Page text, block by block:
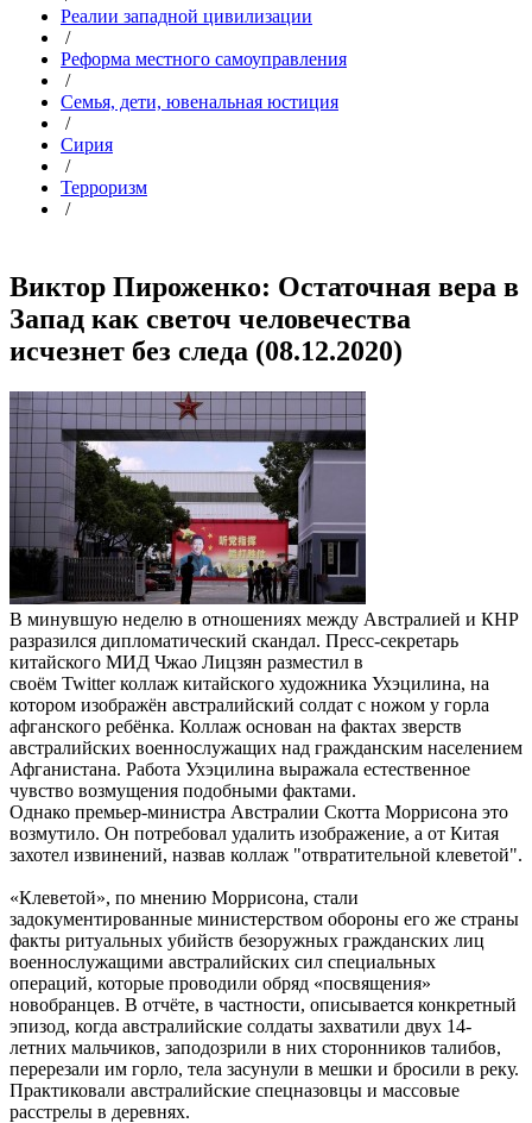
Реалии западной цивилизации
/
Реформа местного самоуправления
/
Семья, дети, ювенальная юстиция
/
Сирия
/
Терроризм
/
Виктор Пироженко: Остаточная вера в
Запад как светоч человечества
исчезнет без следа (08.12.2020)
В минувшую неделю в отношениях между Австралией и КНР
разразился дипломатический скандал. Пресс-секретарь
китайского МИД Чжао Лицзян разместил в
своём Twitter коллаж китайского художника Ухэцилина, на
котором изображён австралийский солдат с ножом у горла
афганского ребёнка. Коллаж основан на фактах зверств
австралийских военнослужащих над гражданским населением
Афганистана. Работа Ухэцилина выражала естественное
чувство возмущения подобными фактами.
Однако премьер-министра Австралии Скотта Моррисона это
возмутило. Он потребовал удалить изображение, а от Китая
захотел извинений, назвав коллаж "отвратительной клеветой".
«Клеветой», по мнению Моррисона, стали
задокументированные министерством обороны его же страны
факты ритуальных убийств безоружных гражданских лиц
военнослужащими австралийских сил специальных
операций, которые проводили обряд «посвящения»
новобранцев. В отчёте, в частности, описывается конкретный
эпизод, когда австралийские солдаты захватили двух 14-
летних мальчиков, заподозрили в них сторонников талибов,
перерезали им горло, тела засунули в мешки и бросили в реку.
Практиковали австралийские спецназовцы и массовые
расстрелы в деревнях.